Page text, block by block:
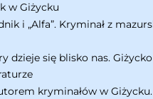
w Giżycku
i „Alfa”. Kryminał z
dzieje się blisko nas.
kryminałów w